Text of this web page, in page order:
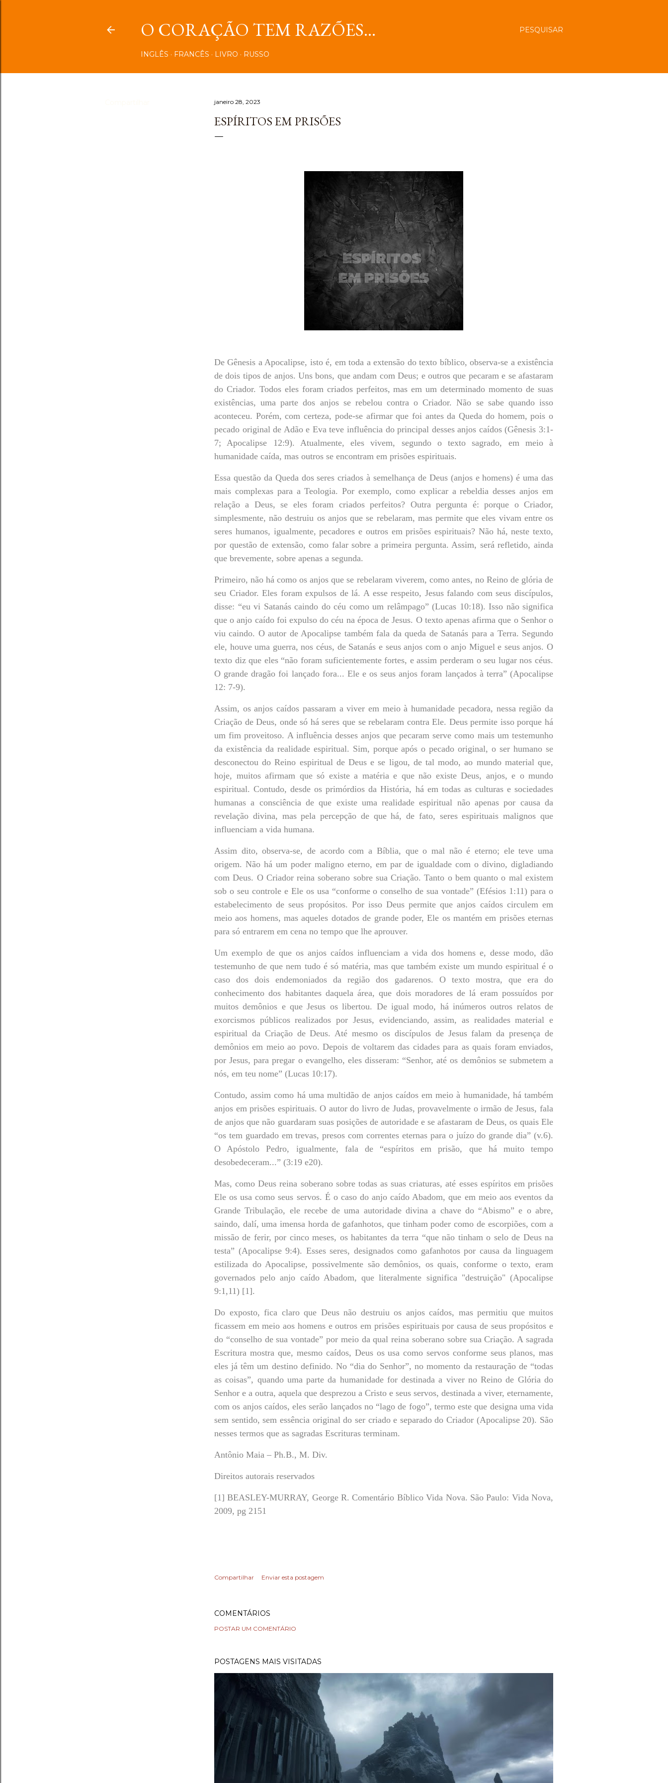
PESQUISAR
O CORAÇÃO TEM RAZÕES...
INGLÊS FRANCÊS LIVRO RUSSO
janeiro 28, 2023
ESPÍRITOS EM PRISÕES
De Gênesis a Apocalipse, isto é, em toda a extensão do texto bíblico, observa-se a existência
de dois tipos de anjos. Uns bons, que andam com Deus; e outros que pecaram e se afastaram
do Criador. Todos eles foram criados perfeitos, mas em um determinado momento de suas
existências, uma parte dos anjos se rebelou contra o Criador. Não se sabe quando isso
aconteceu. Porém, com certeza, pode-se afirmar que foi antes da Queda do homem, pois o
pecado original de Adão e Eva teve influência do principal desses anjos caídos (Gênesis 3:1-
7; Apocalipse 12:9). Atualmente, eles vivem, segundo o texto sagrado, em meio à
humanidade caída, mas outros se encontram em prisões espirituais.
Essa questão da Queda dos seres criados à semelhança de Deus (anjos e homens) é uma das
mais complexas para a Teologia. Por exemplo, como explicar a rebeldia desses anjos em
relação a Deus, se eles foram criados perfeitos? Outra pergunta é: porque o Criador,
simplesmente, não destruiu os anjos que se rebelaram, mas permite que eles vivam entre os
seres humanos, igualmente, pecadores e outros em prisões espirituais? Não há, neste texto,
por questão de extensão, como falar sobre a primeira pergunta. Assim, será refletido, ainda
que brevemente, sobre apenas a segunda.
Primeiro, não há como os anjos que se rebelaram viverem, como antes, no Reino de glória de
seu Criador. Eles foram expulsos de lá. A esse respeito, Jesus falando com seus discípulos,
disse: “eu vi Satanás caindo do céu como um relâmpago” (Lucas 10:18). Isso não significa
que o anjo caído foi expulso do céu na época de Jesus. O texto apenas afirma que o Senhor o
viu caindo. O autor de Apocalipse também fala da queda de Satanás para a Terra. Segundo
ele, houve uma guerra, nos céus, de Satanás e seus anjos com o anjo Miguel e seus anjos. O
texto diz que eles “não foram suficientemente fortes, e assim perderam o seu lugar nos céus.
O grande dragão foi lançado fora... Ele e os seus anjos foram lançados à terra” (Apocalipse
12: 7-9).
Assim, os anjos caídos passaram a viver em meio à humanidade pecadora, nessa região da
Criação de Deus, onde só há seres que se rebelaram contra Ele. Deus permite isso porque há
um fim proveitoso. A influência desses anjos que pecaram serve como mais um testemunho
da existência da realidade espiritual. Sim, porque após o pecado original, o ser humano se
desconectou do Reino espiritual de Deus e se ligou, de tal modo, ao mundo material que,
hoje, muitos afirmam que só existe a matéria e que não existe Deus, anjos, e o mundo
espiritual. Contudo, desde os primórdios da História, há em todas as culturas e sociedades
humanas a consciência de que existe uma realidade espiritual não apenas por causa da
revelação divina, mas pela percepção de que há, de fato, seres espirituais malignos que
influenciam a vida humana.
Assim dito, observa-se, de acordo com a Bíblia, que o mal não é eterno; ele teve uma
origem. Não há um poder maligno eterno, em par de igualdade com o divino, digladiando
com Deus. O Criador reina soberano sobre sua Criação. Tanto o bem quanto o mal existem
sob o seu controle e Ele os usa “conforme o conselho de sua vontade” (Efésios 1:11) para o
estabelecimento de seus propósitos. Por isso Deus permite que anjos caídos circulem em
meio aos homens, mas aqueles dotados de grande poder, Ele os mantém em prisões eternas
para só entrarem em cena no tempo que lhe aprouver.
Um exemplo de que os anjos caídos influenciam a vida dos homens e, desse modo, dão
testemunho de que nem tudo é só matéria, mas que também existe um mundo espiritual é o
caso dos dois endemoniados da região dos gadarenos. O texto mostra, que era do
conhecimento dos habitantes daquela área, que dois moradores de lá eram possuídos por
muitos demônios e que Jesus os libertou. De igual modo, há inúmeros outros relatos de
exorcismos públicos realizados por Jesus, evidenciando, assim, as realidades material e
espiritual da Criação de Deus. Até mesmo os discípulos de Jesus falam da presença de
demônios em meio ao povo. Depois de voltarem das cidades para as quais foram enviados,
por Jesus, para pregar o evangelho, eles disseram: “Senhor, até os demônios se submetem a
nós, em teu nome” (Lucas 10:17).
Contudo, assim como há uma multidão de anjos caídos em meio à humanidade, há também
anjos em prisões espirituais. O autor do livro de Judas, provavelmente o irmão de Jesus, fala
de anjos que não guardaram suas posições de autoridade e se afastaram de Deus, os quais Ele
“os tem guardado em trevas, presos com correntes eternas para o juízo do grande dia” (v.6).
O Apóstolo Pedro, igualmente, fala de “espíritos em prisão, que há muito tempo
desobedeceram...” (3:19 e20).
Mas, como Deus reina soberano sobre todas as suas criaturas, até esses espíritos em prisões
Ele os usa como seus servos. É o caso do anjo caído Abadom, que em meio aos eventos da
Grande Tribulação, ele recebe de uma autoridade divina a chave do “Abismo” e o abre,
saindo, dalí, uma imensa horda de gafanhotos, que tinham poder como de escorpiões, com a
missão de ferir, por cinco meses, os habitantes da terra “que não tinham o selo de Deus na
testa” (Apocalipse 9:4). Esses seres, designados como gafanhotos por causa da linguagem
estilizada do Apocalipse, possivelmente são demônios, os quais, conforme o texto, eram
governados pelo anjo caído Abadom, que literalmente significa "destruição" (Apocalipse
9:1,11) [1].
Do exposto, fica claro que Deus não destruiu os anjos caídos, mas permitiu que muitos
ficassem em meio aos homens e outros em prisões espirituais por causa de seus propósitos e
do “conselho de sua vontade” por meio da qual reina soberano sobre sua Criação. A sagrada
Escritura mostra que, mesmo caídos, Deus os usa como servos conforme seus planos, mas
eles já têm um destino definido. No “dia do Senhor”, no momento da restauração de “todas
as coisas”, quando uma parte da humanidade for destinada a viver no Reino de Glória do
Senhor e a outra, aquela que desprezou a Cristo e seus servos, destinada a viver, eternamente,
com os anjos caídos, eles serão lançados no “lago de fogo”, termo este que designa uma vida
sem sentido, sem essência original do ser criado e separado do Criador (Apocalipse 20). São
nesses termos que as sagradas Escrituras terminam.
Antônio Maia – Ph.B., M. Div.
Direitos autorais reservados
[1] BEASLEY-MURRAY, George R. Comentário Bíblico Vida Nova. São Paulo: Vida Nova,
2009, pg 2151
Compartilhar Enviar esta postagem
COMENTÁRIOS
POSTAR UM COMENTÁRIO
POSTAGENS MAIS VISITADAS